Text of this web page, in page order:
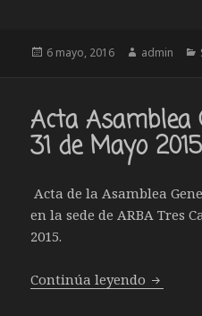
Publicado
6 mayo, 2016 Autor
admin
Acta Asamblea
31 de Mayo 2015
Acta de la Asamblea
en la sede de ARBA Tres
2015.
Continúa leyendo Acta